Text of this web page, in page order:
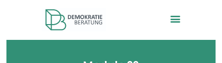
Demokratieberatung -VEZ in